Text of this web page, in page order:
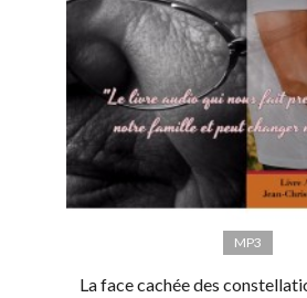
MP3
La face cachée des